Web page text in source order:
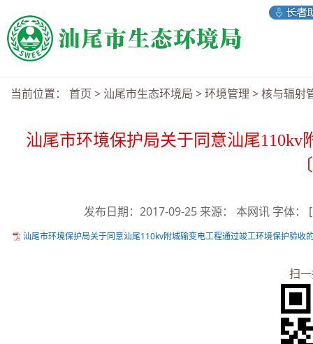
当前位置： 首页 > 汕尾市生态环境局 >环境管理 >核与辐射
汕尾市环境保护局关于同意汕尾
发布日期：2017-09-25 来源： 本网讯 字体：
汕尾市环境保护局关于同意汕尾110kv附城输变电工程通过竣工环境保护验收
扫